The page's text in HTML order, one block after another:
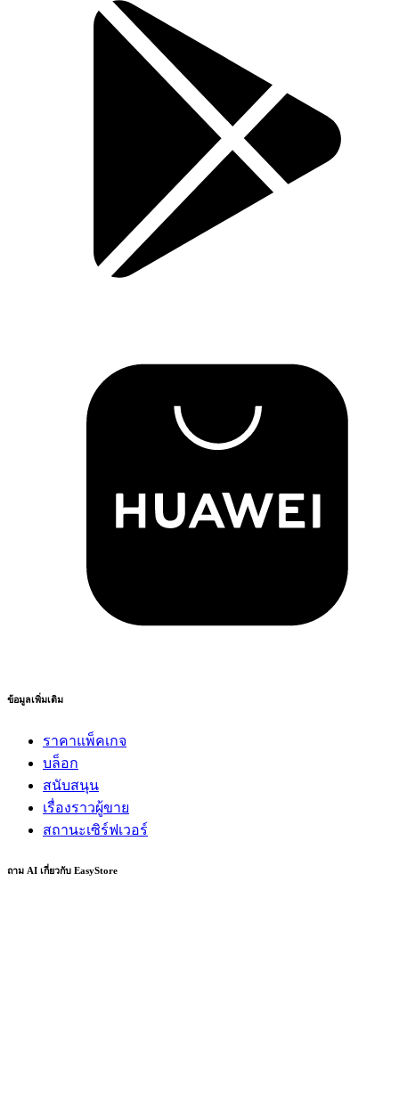
ข้อมูลเพิ่มเติม
ราคาแพ็คเกจ
บล็อก
สนับสนุน
เรื่องราวผู้ขาย
สถานะเซิร์ฟเวอร์
ถาม AI เกี่ยวกับ EasyStore